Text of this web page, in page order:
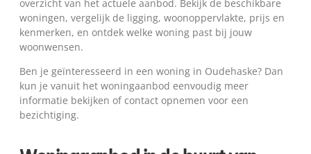
overzicht van het actuele aanbod. Bekijk de beschikbare
woningen, vergelijk de ligging, woonoppervlakte, prijs en
kenmerken, en ontdek welke woning past bij jouw
woonwensen.
Ben je geïnteresseerd in een woning in Oudehaske? Dan
kun je vanuit het woningaanbod eenvoudig meer
informatie bekijken of contact opnemen voor een
bezichtiging.